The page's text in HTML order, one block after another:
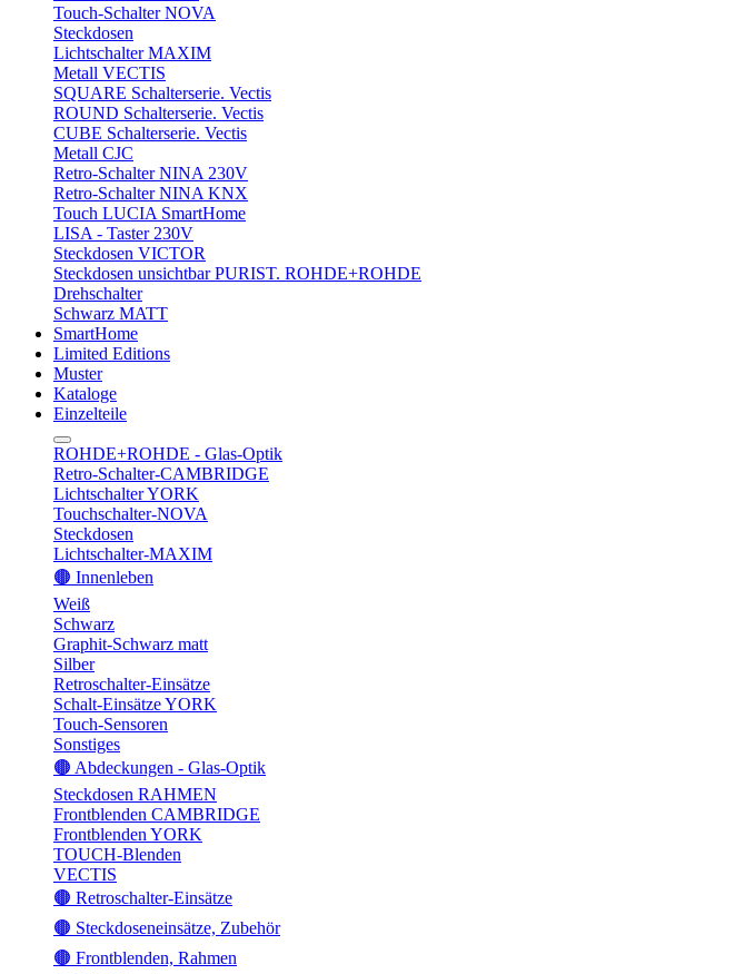
Touch-Schalter NOVA
Steckdosen
Lichtschalter MAXIM
Metall VECTIS
SQUARE Schalterserie. Vectis
ROUND Schalterserie. Vectis
CUBE Schalterserie. Vectis
Metall CJC
Retro-Schalter NINA 230V
Retro-Schalter NINA KNX
Touch LUCIA SmartHome
LISA - Taster 230V
Steckdosen VICTOR
Steckdosen unsichtbar PURIST. ROHDE+ROHDE
Drehschalter
Schwarz MATT
SmartHome
Limited Editions
Muster
Kataloge
Einzelteile
ROHDE+ROHDE - Glas-Optik
Retro-Schalter-CAMBRIDGE
Lichtschalter YORK
Touchschalter-NOVA
Steckdosen
Lichtschalter-MAXIM
🟤 Innenleben
Weiß
Schwarz
Graphit-Schwarz matt
Silber
Retroschalter-Einsätze
Schalt-Einsätze YORK
Touch-Sensoren
Sonstiges
🟤 Abdeckungen - Glas-Optik
Steckdosen RAHMEN
Frontblenden CAMBRIDGE
Frontblenden YORK
TOUCH-Blenden
VECTIS
🟤 Retroschalter-Einsätze
🟤 Steckdoseneinsätze, Zubehör
🟤 Frontblenden, Rahmen